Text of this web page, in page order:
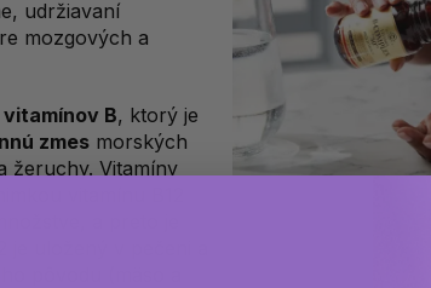
udržiavaní
mozgových a
B, ktorý je
zmes morských
žeruchy. Vitamíny
vitamínu B12
a preto je
uložený v pečeni a
pôvodu (mäso a